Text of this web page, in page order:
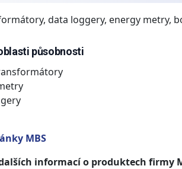
data loggery, energy metry,
působnosti
MBS
informací o produktech firmy